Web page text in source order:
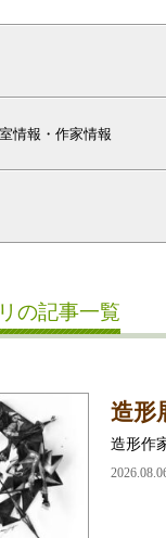
情報・作家情報
の記事一覧
造形
造形作